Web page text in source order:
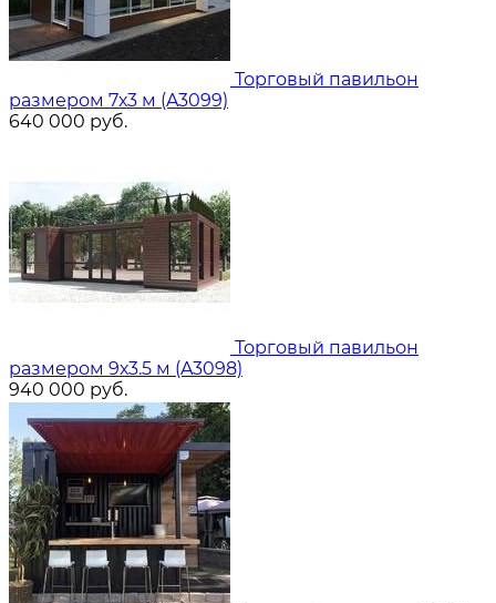
Торговый павильон
размером 7х3 м (A3099)
640 000 руб.
Торговый павильон
размером 9х3.5 м (A3098)
940 000 руб.